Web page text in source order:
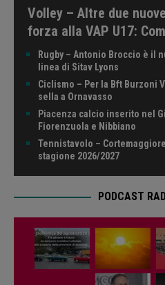
Volley – Altre due
forza alla VAP U17:
Rugby – Antonio Broccio è il
linea di Sitav Lyons
Ciclismo – Per la Bft Burzoni
sella a Ornavasso
Piacenza calcio inserito nel
Fiorenzuola e Nibbiano
Tennistavolo –
stagione 2026/2027
PODCAST